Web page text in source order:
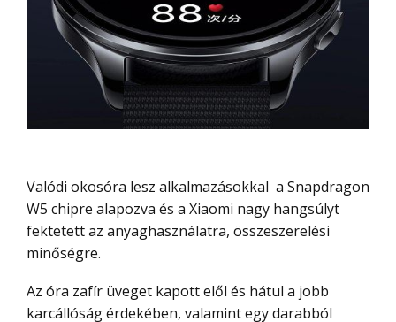
Valódi okosóra lesz alkalmazásokkal a Snapdragon
W5 chipre alapozva és a Xiaomi nagy hangsúlyt
fektetett az anyaghasználatra, összeszerelési
minőségre.
Az óra zafír üveget kapott elől és hátul a jobb
karcállóság érdekében, valamint egy darabból